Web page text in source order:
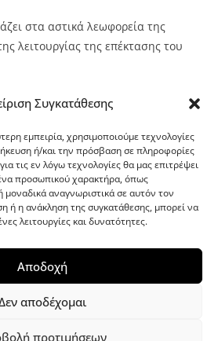
Συγκατάθεσης
εμπειρία, χρησιμοποιούμε τεχνολογίες
ή/και την πρόσβαση σε πληροφορίες
τις εν λόγω τεχνολογίες θα μας επιτρέψει
προσωπικού χαρακτήρα, όπως
αναγνωριστικά σε αυτόν τον
ή η ανάκληση της συγκατάθεσης, μπορεί να
λειτουργίες και δυνατότητες.
Αποδοχή
αποδέχομαι
προτιμήσεων
στα αστικά λεωφορεία της
λειτουργίας της επέκτασης του